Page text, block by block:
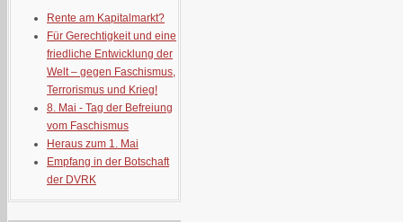
Rente am Kapitalmarkt?
Für Gerechtigkeit und eine
friedliche Entwicklung der
Welt – gegen Faschismus,
Terrorismus und Krieg!
8. Mai - Tag der Befreiung
vom Faschismus
Heraus zum 1. Mai
Empfang in der Botschaft
der DVRK